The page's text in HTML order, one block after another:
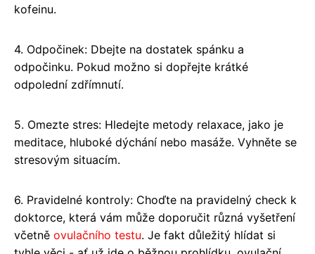
kofeinu.
4. Odpočinek: Dbejte na dostatek spánku a
odpočinku. Pokud možno si dopřejte krátké
odpolední zdřímnutí.
5. Omezte stres: Hledejte metody relaxace, jako je
meditace, hluboké dýchání nebo masáže. Vyhněte se
stresovým situacím.
6. Pravidelné kontroly: Choďte na pravidelný check k
doktorce, která vám může doporučit různá vyšetření
včetně ovulačního testu. Je fakt důležitý hlídat si